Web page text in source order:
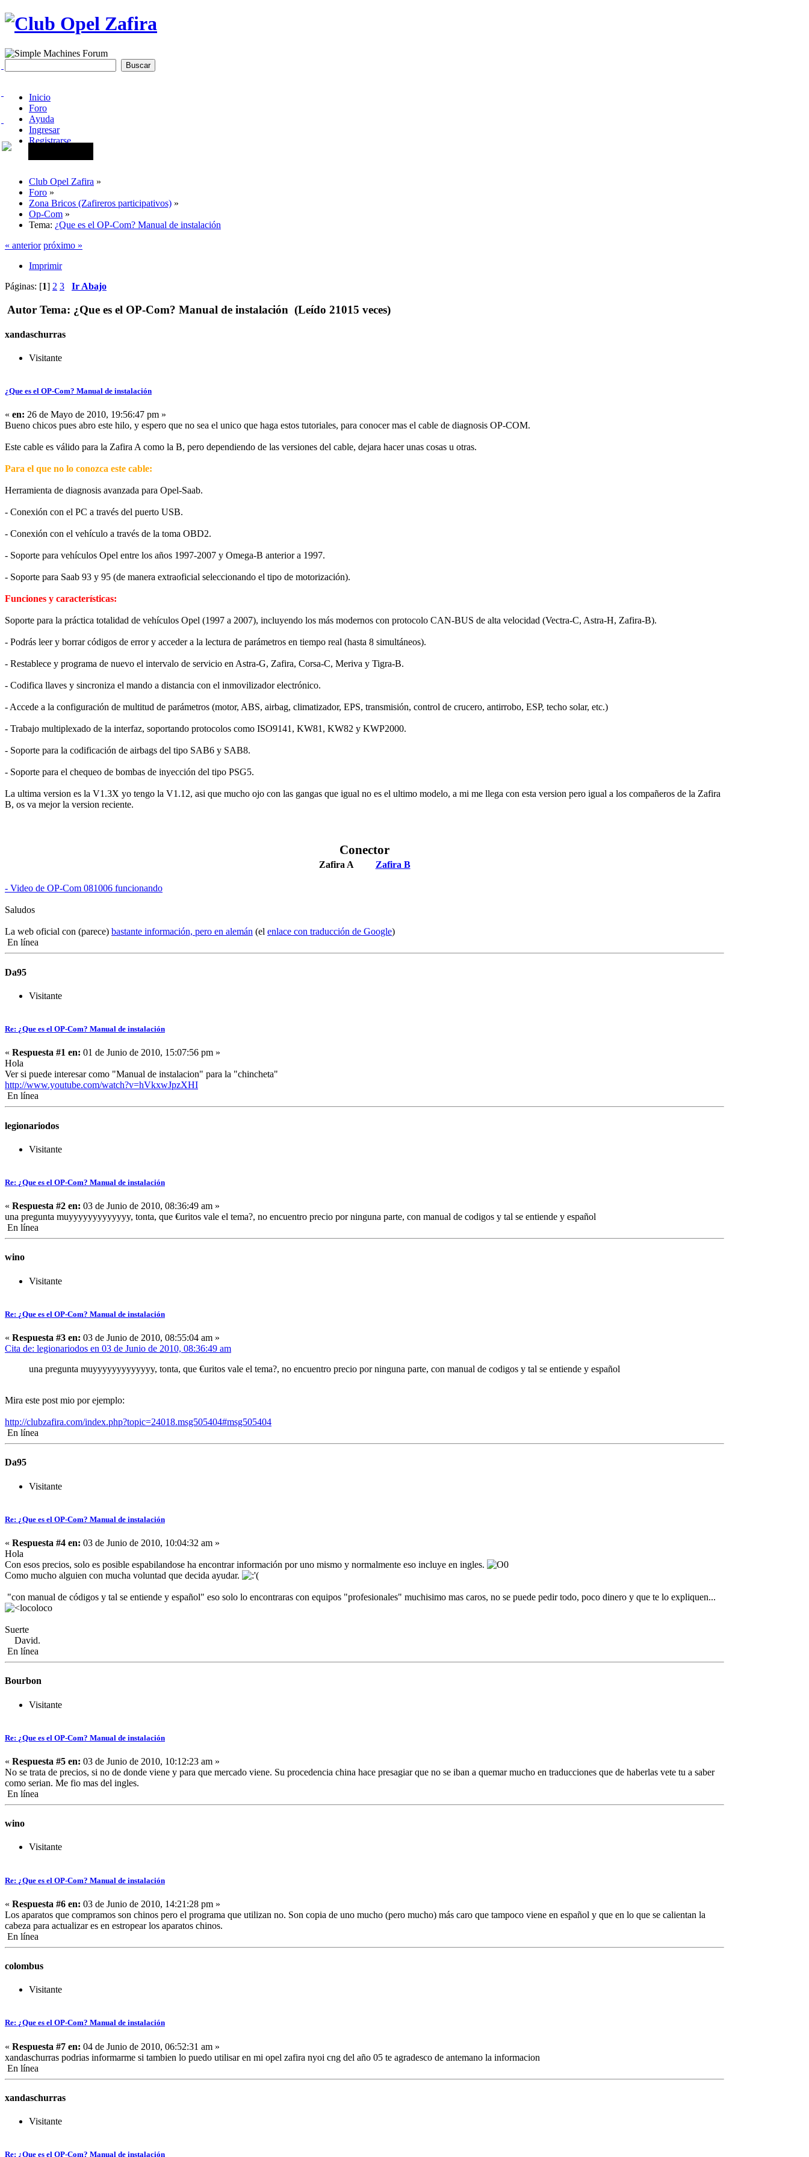
Inicio
Foro
Ayuda
Ingresar
Registrarse
Club Opel Zafira »
Foro »
Zona Bricos (Zafireros participativos) »
Op-Com »
Tema: ¿Que es el OP-Com? Manual de instalación
« anterior próximo »
Imprimir
Páginas: [1] 2 3 Ir Abajo
Autor Tema: ¿Que es el OP-Com? Manual de instalación (Leído 21015 veces)
xandaschurras
Visitante
¿Que es el OP-Com? Manual de instalación
« en: 26 de Mayo de 2010, 19:56:47 pm »
Bueno chicos pues abro este hilo, y espero que no sea el unico que haga estos tutoriales, para conocer mas el cable de diagnosis OP-COM.
Este cable es válido para la Zafira A como la B, pero dependiendo de las versiones del cable, dejara hacer unas cosas u otras.
Para el que no lo conozca este cable:
Herramienta de diagnosis avanzada para Opel-Saab.
- Conexión con el PC a través del puerto USB.
- Conexión con el vehículo a través de la toma OBD2.
- Soporte para vehículos Opel entre los años 1997-2007 y Omega-B anterior a 1997.
- Soporte para Saab 93 y 95 (de manera extraoficial seleccionando el tipo de motorización).
Funciones y características:
Soporte para la práctica totalidad de vehículos Opel (1997 a 2007), incluyendo los más modernos con protocolo CAN-BUS de alta velocidad (Vectra-C, Astra-H, Zafira-B).
- Podrás leer y borrar códigos de error y acceder a la lectura de parámetros en tiempo real (hasta 8 simultáneos).
- Restablece y programa de nuevo el intervalo de servicio en Astra-G, Zafira, Corsa-C, Meriva y Tigra-B.
- Codifica llaves y sincroniza el mando a distancia con el inmovilizador electrónico.
- Accede a la configuración de multitud de parámetros (motor, ABS, airbag, climatizador, EPS, transmisión, control de crucero, antirrobo, ESP, techo solar, etc.)
- Trabajo multiplexado de la interfaz, soportando protocolos como ISO9141, KW81, KW82 y KWP2000.
- Soporte para la codificación de airbags del tipo SAB6 y SAB8.
- Soporte para el chequeo de bombas de inyección del tipo PSG5.
La ultima version es la V1.3X yo tengo la V1.12, asi que mucho ojo con las gangas que igual no es el ultimo modelo, a mi me llega con esta version pero igual a los compañeros de la Zafira
B, os va mejor la version reciente.
Conector
Zafira A Zafira B
- Video de OP-Com 081006 funcionando
Saludos
La web oficial con (parece) bastante información, pero en alemán (el enlace con traducción de Google)
En línea
Da95
Visitante
Re: ¿Que es el OP-Com? Manual de instalación
« Respuesta #1 en: 01 de Junio de 2010, 15:07:56 pm »
Hola
Ver si puede interesar como "Manual de instalacion" para la "chincheta"
http://www.youtube.com/watch?v=hVkxwJpzXHI
En línea
legionariodos
Visitante
Re: ¿Que es el OP-Com? Manual de instalación
« Respuesta #2 en: 03 de Junio de 2010, 08:36:49 am »
una pregunta muyyyyyyyyyyyyy, tonta, que €uritos vale el tema?, no encuentro precio por ninguna parte, con manual de codigos y tal se entiende y español
En línea
wino
Visitante
Re: ¿Que es el OP-Com? Manual de instalación
« Respuesta #3 en: 03 de Junio de 2010, 08:55:04 am »
Cita de: legionariodos en 03 de Junio de 2010, 08:36:49 am
una pregunta muyyyyyyyyyyyyy, tonta, que €uritos vale el tema?, no encuentro precio por ninguna parte, con manual de codigos y tal se entiende y español
Mira este post mio por ejemplo:
http://clubzafira.com/index.php?topic=24018.msg505404#msg505404
En línea
Da95
Visitante
Re: ¿Que es el OP-Com? Manual de instalación
« Respuesta #4 en: 03 de Junio de 2010, 10:04:32 am »
Hola
Con esos precios, solo es posible espabilandose ha encontrar información por uno mismo y normalmente eso incluye en ingles.
Como mucho alguien con mucha voluntad que decida ayudar.
"con manual de códigos y tal se entiende y español" eso solo lo encontraras con equipos "profesionales" muchisimo mas caros, no se puede pedir todo, poco dinero y que te lo expliquen...
Suerte
David.
En línea
Bourbon
Visitante
Re: ¿Que es el OP-Com? Manual de instalación
« Respuesta #5 en: 03 de Junio de 2010, 10:12:23 am »
No se trata de precios, si no de donde viene y para que mercado viene. Su procedencia china hace presagiar que no se iban a quemar mucho en traducciones que de haberlas vete tu a saber
como serian. Me fio mas del ingles.
En línea
wino
Visitante
Re: ¿Que es el OP-Com? Manual de instalación
« Respuesta #6 en: 03 de Junio de 2010, 14:21:28 pm »
Los aparatos que compramos son chinos pero el programa que utilizan no. Son copia de uno mucho (pero mucho) más caro que tampoco viene en español y que en lo que se calientan la
cabeza para actualizar es en estropear los aparatos chinos.
En línea
colombus
Visitante
Re: ¿Que es el OP-Com? Manual de instalación
« Respuesta #7 en: 04 de Junio de 2010, 06:52:31 am »
xandaschurras podrias informarme si tambien lo puedo utilisar en mi opel zafira nyoi cng del año 05 te agradesco de antemano la informacion
En línea
xandaschurras
Visitante
Re: ¿Que es el OP-Com? Manual de instalación